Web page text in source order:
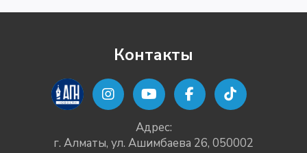
Контакты
Адрес:
г. Алматы, ул. Ашимбаева 26, 050002